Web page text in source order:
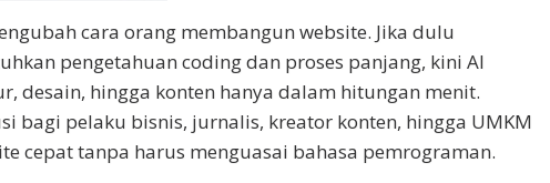
cara orang membangun website. Jika dulu
pengetahuan coding dan proses panjang, kini AI
desain, hingga konten hanya dalam hitungan menit.
bagi pelaku bisnis, jurnalis, kreator konten, hingga UMKM
cepat tanpa harus menguasai bahasa pemrograman.